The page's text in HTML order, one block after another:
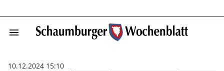
menu
10.12.2024 15:10